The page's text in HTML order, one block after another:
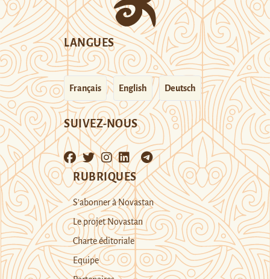
LANGUES
Français English Deutsch
SUIVEZ-NOUS
RUBRIQUES
S’abonner à Novastan
Le projet Novastan
Charte éditoriale
Equipe